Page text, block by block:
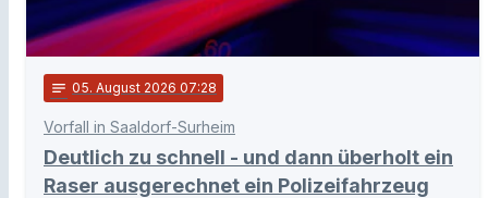
notes 05. August 2026 07:28
Vorfall in Saaldorf-Surheim
Deutlich zu schnell - und dann überholt ein
Raser ausgerechnet ein Polizeifahrzeug